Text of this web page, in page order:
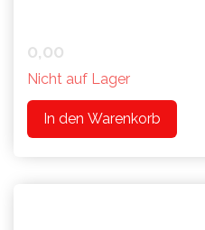
0,00
Nicht auf Lager
In den Warenkorb